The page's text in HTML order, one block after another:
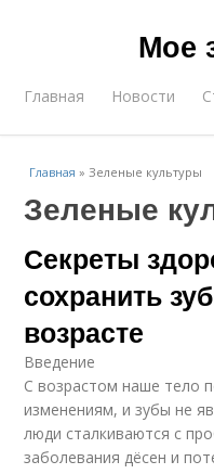
Мое
Главная Новости
Главная »Зеленые культуры
Зеленые
Секреты
сохранить
возрасте
Введение
С возрастом наше тело
изменениям, и зубы не
люди сталкиваются с
заболевания дёсен и